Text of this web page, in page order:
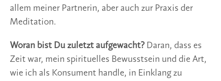
allem meiner Partnerin, aber auch zur Praxis der
Meditation.
Woran bist Du zuletzt aufgewacht? Daran, dass es
Zeit war, mein spirituelles Bewusstsein und die Art,
wie ich als Konsument handle, in Einklang zu